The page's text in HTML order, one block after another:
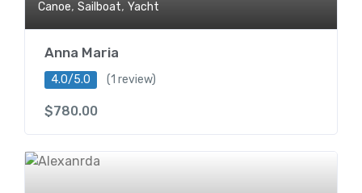
Canoe, Sailboat, Yacht
Anna Maria
4.0/5.0 (1 review)
$780.00